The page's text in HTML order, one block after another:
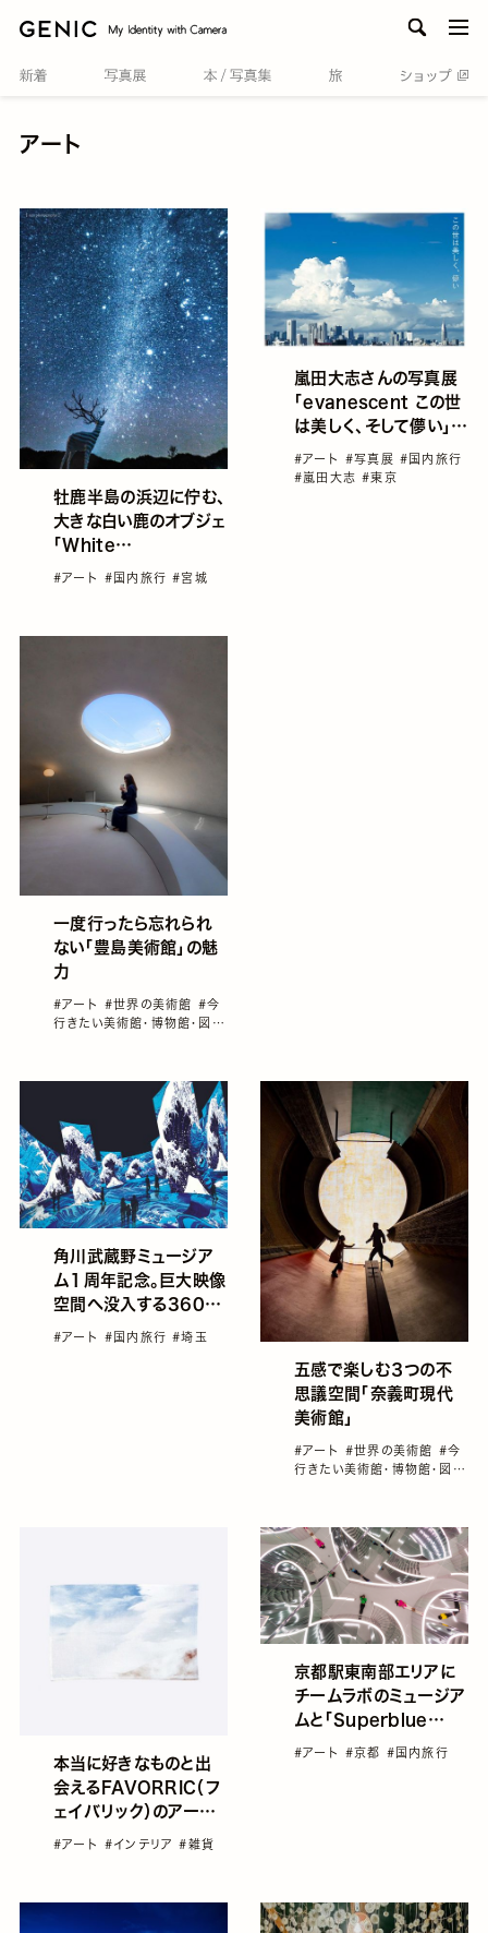
アート
牡鹿半島の浜辺に佇む、
大きな白い鹿のオブジェ
「White
Deer（Oshika）」
#アート #国内旅行#宮城
嵐田大志さんの写真展
「evanescent この世
は美しく、そして儚い」が
開催
#アート #写真展 #国内旅行
#嵐田大志#東京
一度行ったら忘れられ
ない「豊島美術館」の魅
力
#アート #世界の美術館 #今
行きたい美術館・博物館・図書
ポット
角川武蔵野ミュージア
ム１周年記念。巨大映像
空間へ没入する360度
体験型コンテンツ「浮世
#アート #国内旅行#埼玉
五感で楽しむ３つの不
思議空間「奈義町現代
美術館」
#アート #世界の美術館 #今
行きたい美術館・博物館・図書
本当に好きなものと出
会えるFAVORRIC（フ
ェイバリック）のアート
な万能アイテム「ティー
#アート #インテリア#雑貨
京都駅東南部エリアに
チームラボのミュージア
ムと「Superblue
Kyoto」がオープン予
#アート #京都 #国内旅行